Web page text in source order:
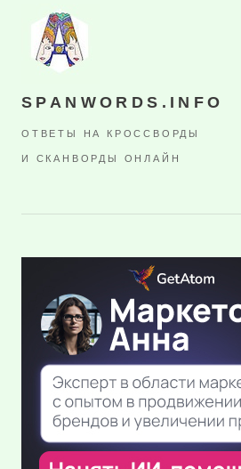
SPANWORDS.INFO
ОТВЕТЫ НА КРОССВОРДЫ
И СКАНВОРДЫ ОНЛАЙН